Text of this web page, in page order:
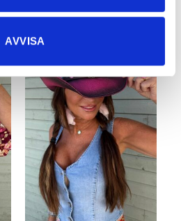
AVVISA